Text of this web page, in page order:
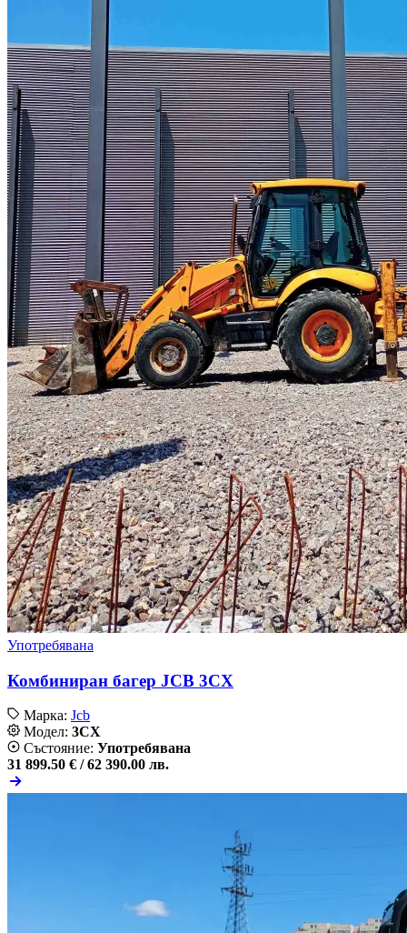
Употребявана
Комбиниран багер JCB 3CX
Марка: Jcb
Модел: 3CX
Състояние: Употребявана
31 899.50 € / 62 390.00 лв.